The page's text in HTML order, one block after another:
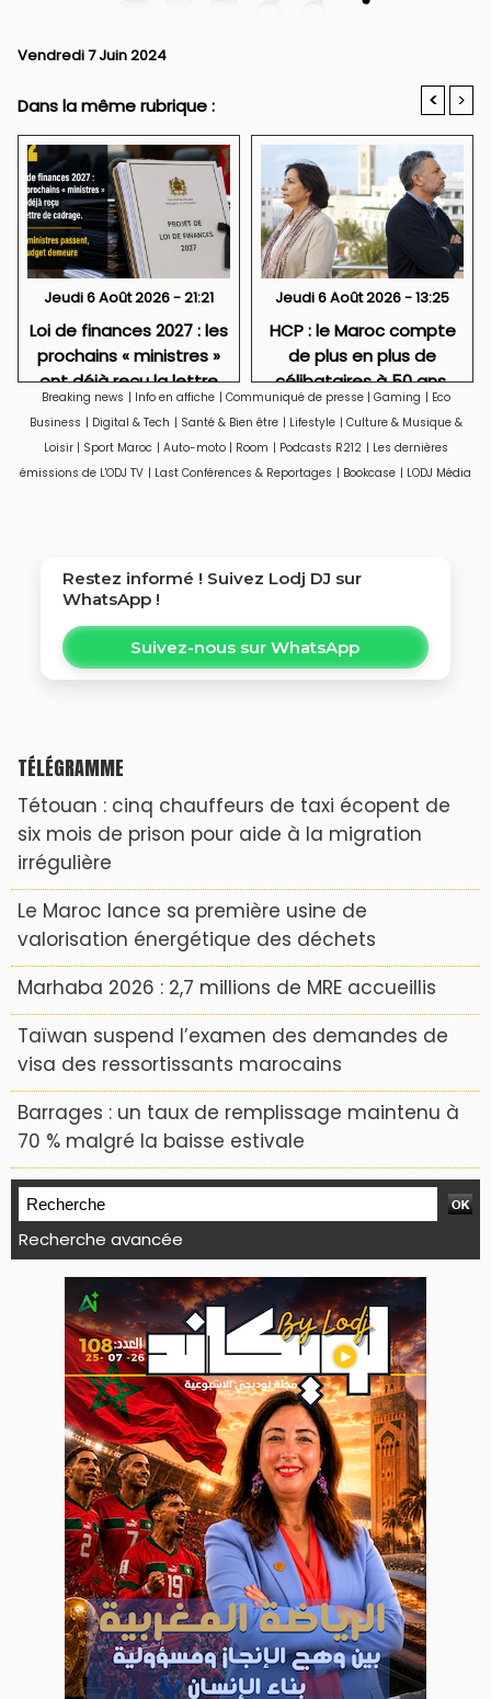
Vendredi 7 Juin 2024
Dans la même rubrique : < >
Jeudi 6 Août 2026 - 21:21
Loi de finances 2027 : les
prochains « ministres »
ont déjà reçu la lettre
de cadrage
Jeudi 6 Août 2026 - 13:25
HCP : le Maroc compte
de plus en plus de
célibataires à 50 ans,
particulièrement des
femmes
Breaking news | Info en affiche | Communiqué de presse | Gaming | Eco
Business | Digital & Tech | Santé & Bien être | Lifestyle | Culture & Musique &
Loisir | Sport Maroc | Auto-moto | Room | Podcasts R212 | Les dernières
émissions de L'ODJ TV | Last Conférences & Reportages | Bookcase | LODJ Média
Restez informé ! Suivez Lodj DJ sur
WhatsApp !
Suivez-nous sur WhatsApp
TÉLÉGRAMME
Tétouan : cinq chauffeurs de taxi écopent de
six mois de prison pour aide à la migration
irrégulière
Le Maroc lance sa première usine de
valorisation énergétique des déchets
Marhaba 2026 : 2,7 millions de MRE accueillis
Taïwan suspend l’examen des demandes de
visa des ressortissants marocains
Barrages : un taux de remplissage maintenu à
70 % malgré la baisse estivale
Recherche avancée